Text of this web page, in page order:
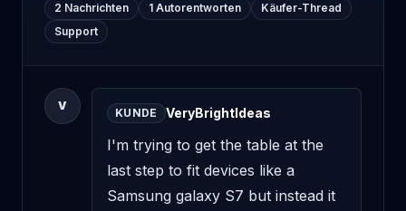
2 Nachrichten 1 Autorentworten
Käufer-Thread
Support
V
KUNDE VeryBrightIdeas
I'm trying to get the table at the
last step to fit devices like a
Samsung galaxy S7 but instead it